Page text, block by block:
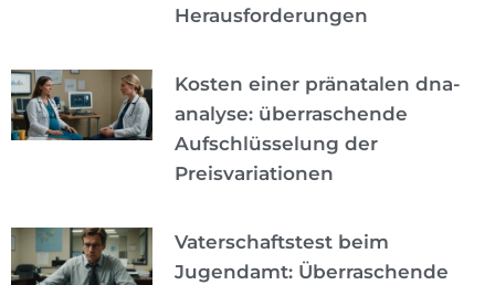
Herausforderungen
Kosten einer pränatalen dna-
analyse: überraschende
Aufschlüsselung der
Preisvariationen
Vaterschaftstest beim
Jugendamt: Überraschende